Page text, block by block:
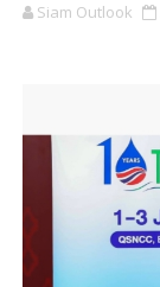
Siam Outlook